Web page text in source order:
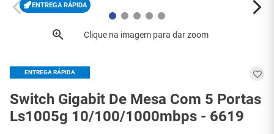
ENTREGA RÁPIDA
ENTREGA RÁPIDA
Switch Gigabit De Mesa Com 5 Portas
Ls1005g 10/100/1000mbps - 6619